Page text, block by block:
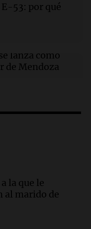
gratuita durante
Buenos Aires
53: por qué
lanza como
de Mendoza
por cierre
montaña
informe
edificio
la que le
al marido de